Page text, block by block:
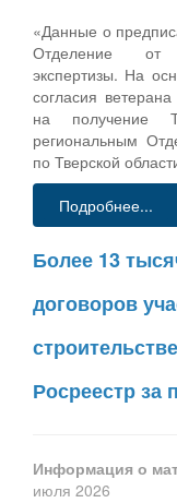
«Данные о
Отделение от
экспертизы. На
согласия
на получение
региональным
по Тверской
Подробнее...
Более 13
договоров
Росреестр за
Информация о
июля 2026